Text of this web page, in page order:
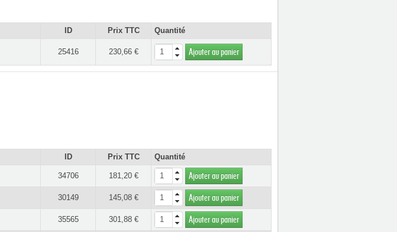
ID Prix TTC
Quantité
25416 230,66 € Ajouter au panier
ID Prix TTC Quantité
34706 181,20 € Ajouter au panier
30149 145,08 € Ajouter au panier
35565 301,88 € Ajouter au panier